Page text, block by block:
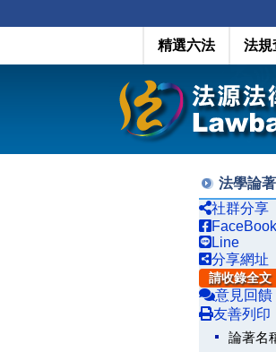
精選六法 法規
法學論著
社群分享
FaceBook
Line
分享網址
請收錄全文
意見回饋
友善列印
論著名